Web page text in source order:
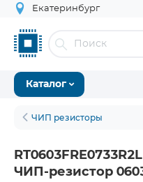
Екатеринбург
Каталог
ЧИП резисторы
ЧИП-резистор